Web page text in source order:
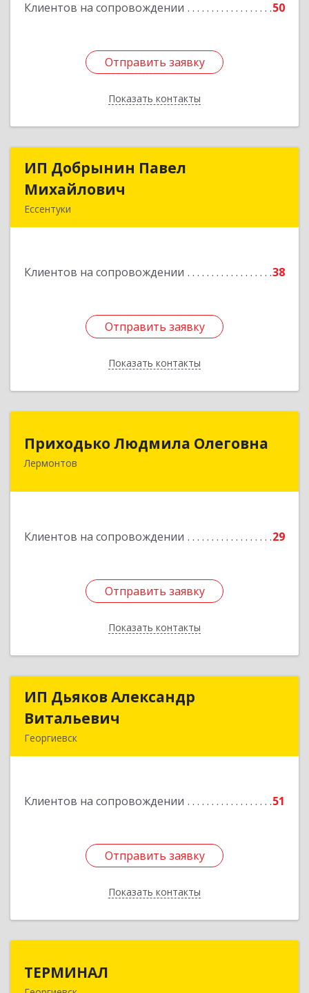
Клиентов на сопровождении 50
Отправить заявку
Показать контакты
Отправить заявку
Назад
ИП Добрынин Павел
Михайлович
Ессентуки
Клиентов на сопровождении 38
Отправить заявку
Показать контакты
ИП Добрынин Павел
Отправить заявку
Назад
Приходько Людмила Олеговна
Лермонтов
Клиентов на сопровождении 29
Отправить заявку
Показать контакты
357341, Лермонтов г, П.Лумумбы ул, дом №
Отправить заявку
Назад
ИП Дьяков Александр
Витальевич
Георгиевск
Клиентов на сопровождении 51
Отправить заявку
Показать контакты
ИП Дьяков Александр
Отправить заявку
Назад
ТЕРМИНАЛ